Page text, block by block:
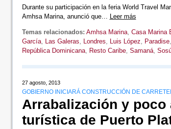
Durante su participación en la feria World Travel
Amhsa Marina, anunció que… Leer más
Temas relacionados: Amhsa Marina, Casa Marina
García, Las Galeras, Londres, Luis López, Paradise,
República Dominicana, Resto Caribe, Samaná,
27 agosto, 2013
GOBIERNO INICIARÁ CONSTRUCCIÓN DE
Arrabalización y poco
turística de Puerto